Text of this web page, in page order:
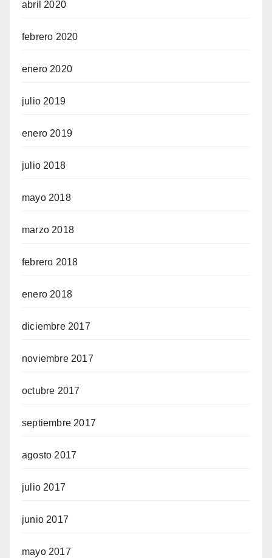
abril 2020
febrero 2020
enero 2020
julio 2019
enero 2019
julio 2018
mayo 2018
marzo 2018
febrero 2018
enero 2018
diciembre 2017
noviembre 2017
octubre 2017
septiembre 2017
agosto 2017
julio 2017
junio 2017
mayo 2017